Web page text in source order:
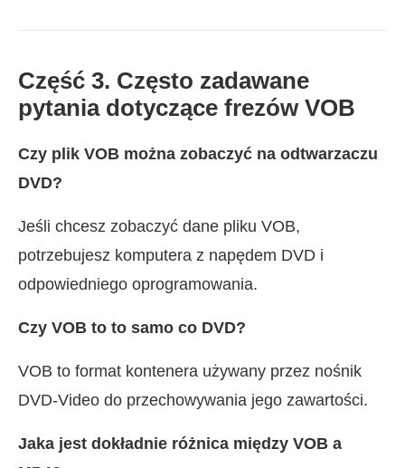
Część 3. Często zadawane
pytania dotyczące frezów VOB
Czy plik VOB można zobaczyć na odtwarzaczu
DVD?
Jeśli chcesz zobaczyć dane pliku VOB,
potrzebujesz komputera z napędem DVD i
odpowiedniego oprogramowania.
Czy VOB to to samo co DVD?
VOB to format kontenera używany przez nośnik
DVD-Video do przechowywania jego zawartości.
Jaka jest dokładnie różnica między VOB a